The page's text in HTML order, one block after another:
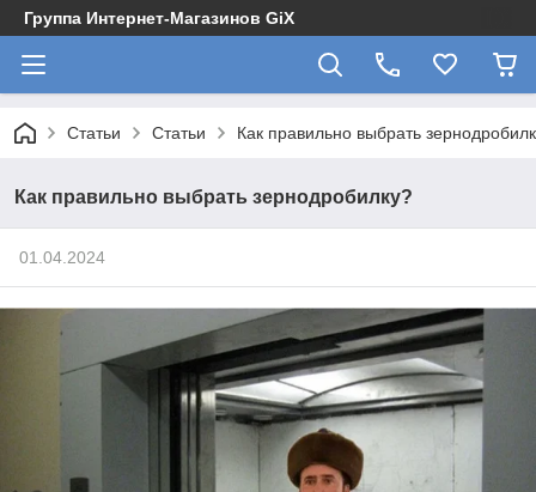
Группа Интернет-Магазинов GiX
Статьи Статьи Как правильно выбрать
Как правильно выбрать зернодробилку?
01.04.2024